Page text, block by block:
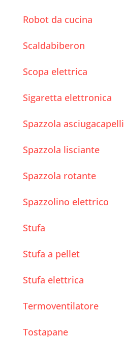
Robot da cucina
Scaldabiberon
Scopa elettrica
Sigaretta elettronica
Spazzola asciugacapelli
Spazzola lisciante
Spazzola rotante
Spazzolino elettrico
Stufa
Stufa a pellet
Stufa elettrica
Termoventilatore
Tostapane